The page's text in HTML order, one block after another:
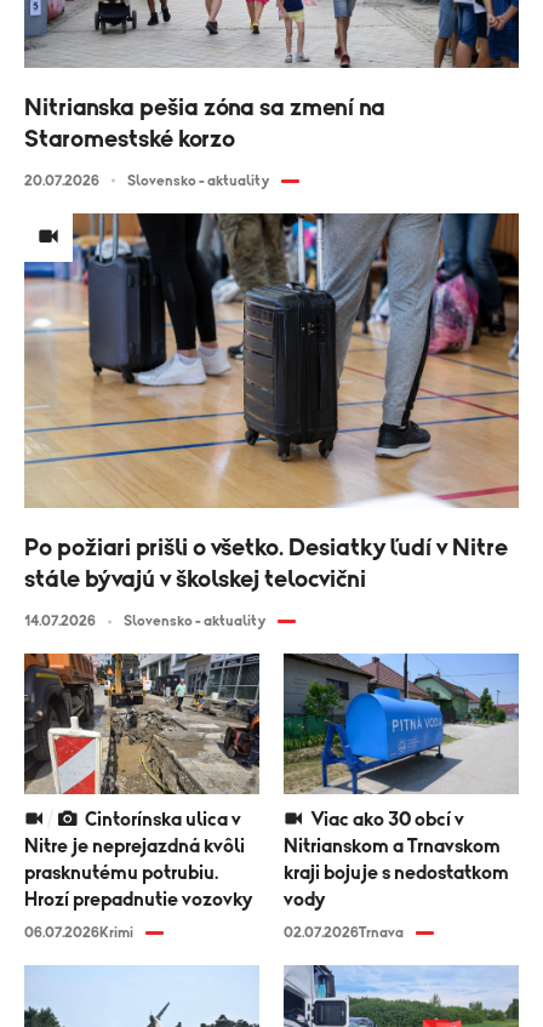
Nitrianska pešia zóna sa zmení na
Staromestské korzo
20.07.2026 Slovensko - aktuality
Po požiari prišli o všetko. Desiatky ľudí v Nitre
stále bývajú v školskej telocvični
14.07.2026 Slovensko - aktuality
Nitre je neprejazdná kvôli
prasknutému potrubiu.
Hrozí prepadnutie vozovky
06.07.2026Krimi
Nitrianskom a Trnavskom
kraji bojuje s nedostatkom
vody
02.07.2026Trnava